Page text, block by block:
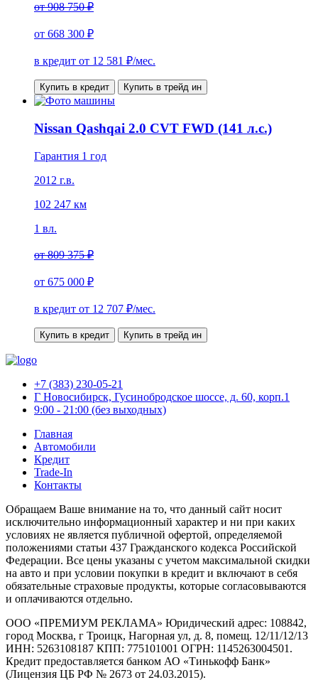
от908 750 ₽
от 668 300 ₽
в кредит от 12 581 ₽/мес.
Купить в кредит Купить в трейд ин
Nissan Qashqai 2.0 CVT FWD (141 л.с.)
Гарантия 1 год
2012 г.в.
102 247 км
1 вл.
от809 375 ₽
от 675 000 ₽
в кредит от 12 707 ₽/мес.
Купить в кредит Купить в трейд ин
+7 (383) 230-05-21
Г Новосибирск, Гусинобродское шоссе, д. 60, корп.1
9:00 - 21:00 (без выходных)
Главная
Автомобили
Кредит
Trade-In
Контакты
Обращаем Ваше внимание на то, что данный сайт носит
исключительно информационный характер и ни при каких
условиях не является публичной офертой, определяемой
положениями статьи 437 Гражданского кодекса Российской
Федерации. Все цены указаны с учетом максимальной скидки
на авто и при условии покупки в кредит и включают в себя
обязательные страховые продукты, которые согласовываются
и оплачиваются отдельно.
ООО «ПРЕМИУМ РЕКЛАМА» Юридический адрес: 108842,
город Москва, г Троицк, Нагорная ул, д. 8, помещ. 12/11/12/13
ИНН: 5263108187 КПП: 775101001 ОГРН: 1145263004501.
Кредит предоставляется банком АО «Тинькофф Банк»
(Лицензия ЦБ РФ № 2673 от 24.03.2015).